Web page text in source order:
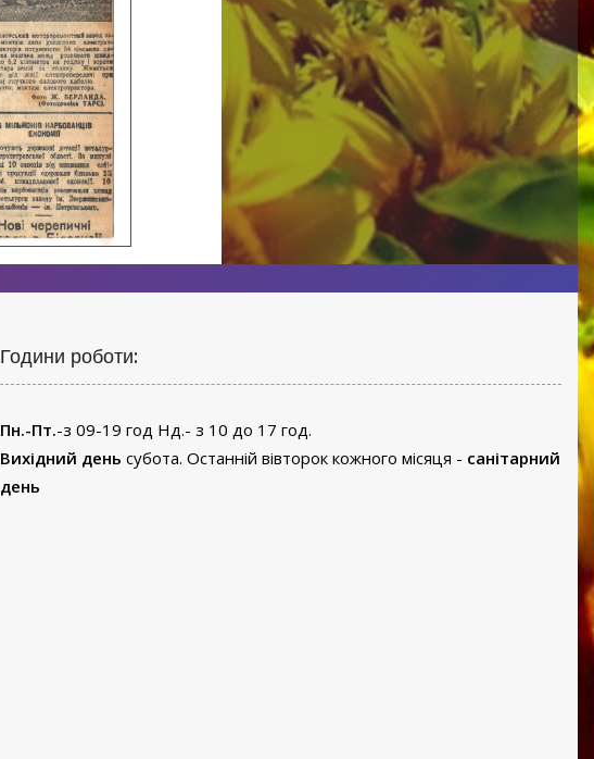
Години роботи:
Пн.-Пт.-з 09-19 год Нд.- з 10 до 17 год.
Вихідний день субота. Останній вівторок кожного місяця - санітарний
день